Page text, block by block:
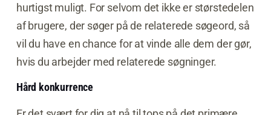
hurtigst muligt. For selvom det ikke er størstedelen
af brugere, der søger på de relaterede søgeord, så
vil du have en chance for at vinde alle dem der gør,
hvis du arbejder med relaterede søgninger.
Hård konkurrence